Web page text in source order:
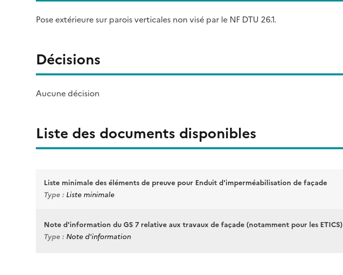
Pose extérieure sur parois verticales non visé par le NF DTU 26.1.
Décisions
Aucune décision
Liste des documents disponibles
Liste minimale des éléments de preuve pour Enduit d'imperméabilisation de façade
Type : Liste minimale
Note d'information du GS 7 relative aux travaux de façade (notamment pour les ETICS)
Type : Note d'information